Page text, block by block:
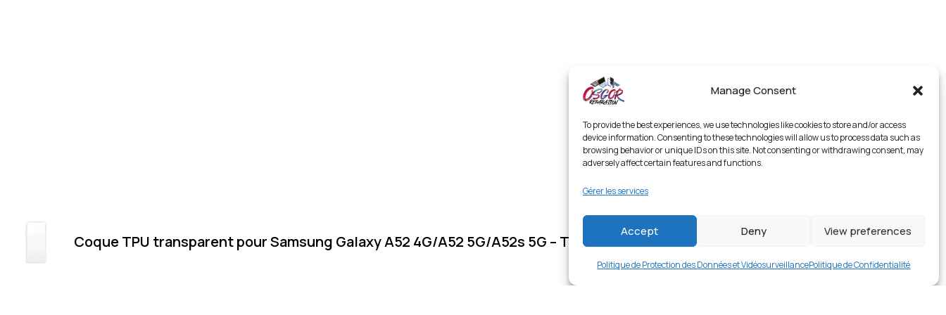
Manage Consent
To provide the best experiences, we use technologies like cookies to store and/or access
device information. Consenting to these technologies will allow us to process data such as
browsing behavior or unique IDs on this site. Not consenting or withdrawing consent, may
adversely affect certain features and functions.
Gérer les services
Accept Deny View preferences
Politique de Protection des Données et VidéosurveillancePolitique de Confidentialité
Coque TPU transparent pour Samsung Galaxy A52 4G/A52 5G/A52s 5G – Transparent €
Buy now